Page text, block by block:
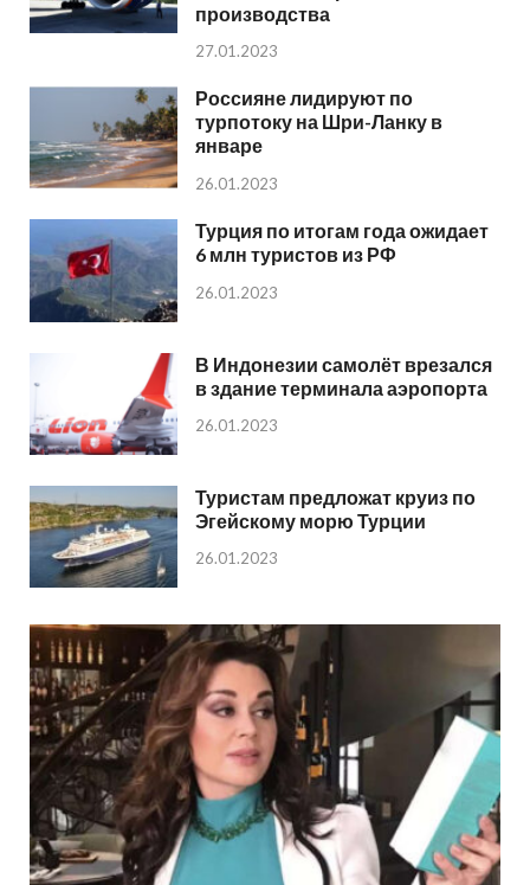
производства
27.01.2023
Россияне лидируют по
турпотоку на Шри-Ланку в
январе
26.01.2023
Турция по итогам года ожидает
6 млн туристов из РФ
26.01.2023
В Индонезии самолёт врезался
в здание терминала аэропорта
26.01.2023
Туристам предложат круиз по
Эгейскому морю Турции
26.01.2023